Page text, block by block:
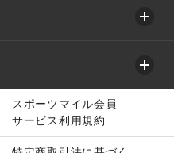
スポーツマイル会員
サービス利用規約